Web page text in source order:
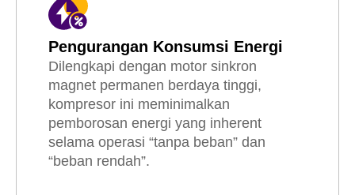
Pengurangan Konsumsi Energi
Dilengkapi dengan motor sinkron
magnet permanen berdaya tinggi,
kompresor ini meminimalkan
pemborosan energi yang inherent
selama operasi “tanpa beban” dan
“beban rendah”.